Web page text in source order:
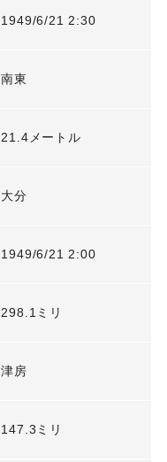
1949/6/21 2:30
南東
21.4メートル
大分
1949/6/21 2:00
298.1ミリ
津房
147.3ミリ